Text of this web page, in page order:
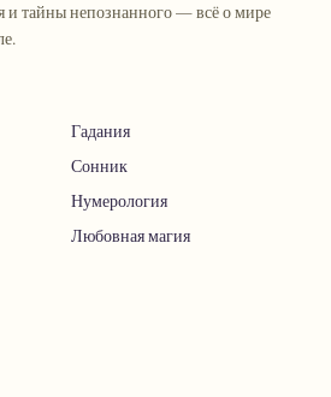
и тайны непознанного — всё о мире
Гадания
Сонник
Нумерология
Любовная магия